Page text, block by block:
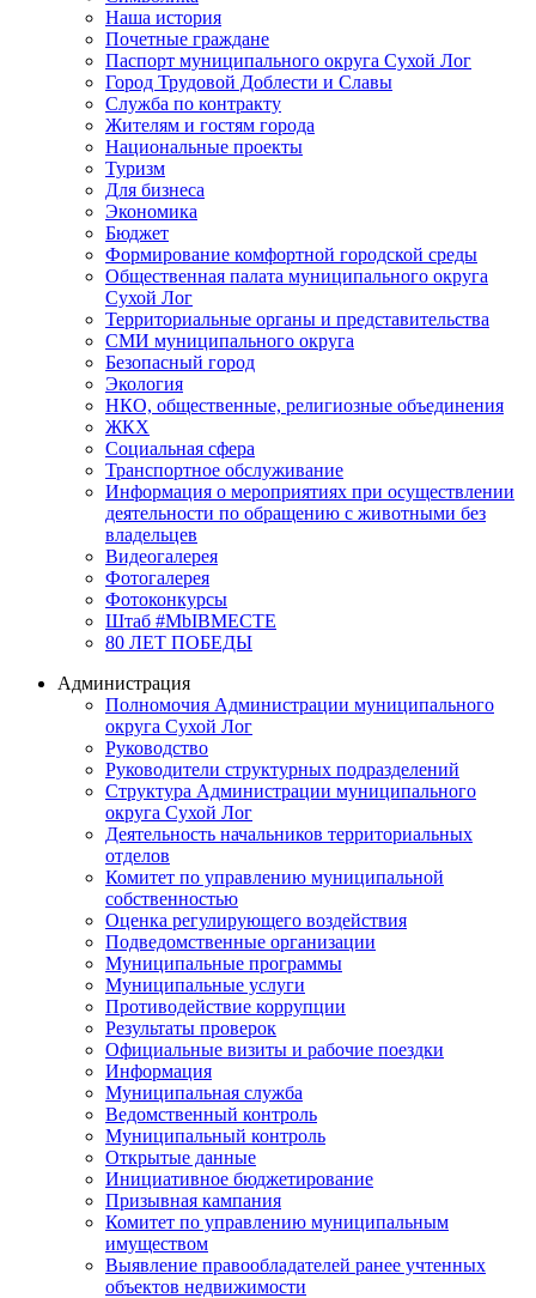
Наша история
Почетные граждане
Паспорт муниципального округа Сухой Лог
Город Трудовой Доблести и Славы
Служба по контракту
Жителям и гостям города
Национальные проекты
Туризм
Для бизнеса
Экономика
Бюджет
Формирование комфортной городской среды
Общественная палата муниципального округа
Сухой Лог
Территориальные органы и представительства
СМИ муниципального округа
Безопасный город
Экология
НКО, общественные, религиозные объединения
ЖКХ
Социальная сфера
Транспортное обслуживание
Информация о мероприятиях при осуществлении
деятельности по обращению с животными без
владельцев
Видеогалерея
Фотогалерея
Фотоконкурсы
Штаб #MbIBMECTE
80 ЛЕТ ПОБЕДЫ
Администрация
Полномочия Администрации муниципального
округа Сухой Лог
Руководство
Руководители структурных подразделений
Структура Администрации муниципального
округа Сухой Лог
Деятельность начальников территориальных
отделов
Комитет по управлению муниципальной
собственностью
Оценка регулирующего воздействия
Подведомственные организации
Муниципальные программы
Муниципальные услуги
Противодействие коррупции
Результаты проверок
Официальные визиты и рабочие поездки
Информация
Муниципальная служба
Ведомственный контроль
Муниципальный контроль
Открытые данные
Инициативное бюджетирование
Призывная кампания
Комитет по управлению муниципальным
имуществом
Выявление правообладателей ранее учтенных
объектов недвижимости